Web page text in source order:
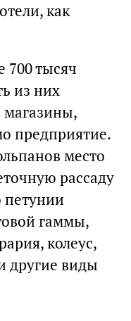
как
700 тысяч
из них
магазины,
предприятие.
место
рассаду
петунии
гаммы,
колеус,
другие виды